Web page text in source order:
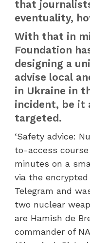
that
eventuality,
With that in
Foundation
designing a
advise local
in Ukraine in
incident, be it
targeted.
‘Safety advice:
to-access
minutes on a
via the encrypted
Telegram and
two nuclear
are Hamish de
commander of